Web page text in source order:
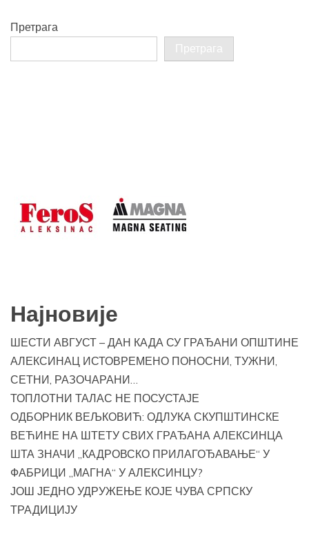
Претрага
Претрага
Најновије
ШЕСТИ АВГУСТ – ДАН КАДА СУ ГРАЂАНИ ОПШТИНЕ
АЛЕКСИНАЦ ИСТОВРЕМЕНО ПОНОСНИ, ТУЖНИ,
СЕТНИ, РАЗОЧАРАНИ…
ТОПЛОТНИ ТАЛАС НЕ ПОСУСТАЈЕ
ОДБОРНИК ВЕЉКОВИЋ: ОДЛУКА СКУПШТИНСКЕ
ВЕЋИНЕ НА ШТЕТУ СВИХ ГРАЂАНА АЛЕКСИНЦА
ШТА ЗНАЧИ „КАДРОВСКО ПРИЛАГОЂАВАЊЕ“ У
ФАБРИЦИ „МАГНА“ У АЛЕКСИНЦУ?
ЈОШ ЈЕДНО УДРУЖЕЊЕ КОЈЕ ЧУВА СРПСКУ
ТРАДИЦИЈУ